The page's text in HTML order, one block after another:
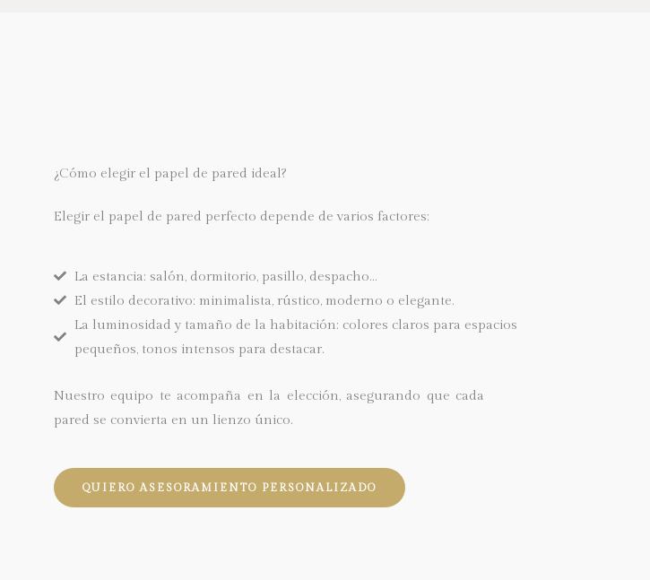
¿Cómo elegir el papel de pared ideal?
Elegir el papel de pared perfecto depende de varios factores:
La estancia: salón, dormitorio, pasillo, despacho…
El estilo decorativo: minimalista, rústico, moderno o elegante.
La luminosidad y tamaño de la habitación: colores claros para espacios
pequeños, tonos intensos para destacar.
Nuestro equipo te acompaña en la elección, asegurando que cada
pared se convierta en un lienzo único.
QUIERO ASESORAMIENTO PERSONALIZADO